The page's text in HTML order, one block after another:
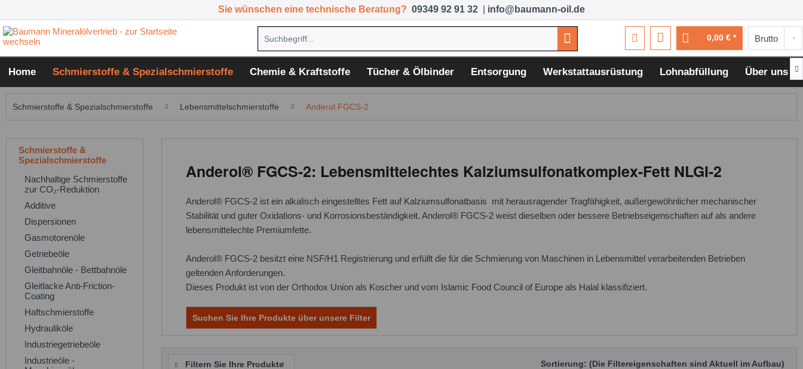
Sie wünschen eine technische Beratung? 09349 92 91 32 info@baumann-oil.de
0,00 € *
Home Schmierstoffe & Spezialschmierstoffe Chemie & Kraftstoffe Tücher & Ölbinder Entsorgung Werkstattausrüstung Lohnabfüllung Über uns 
Schmierstoffe & Spezialschmierstoffe Lebensmittelschmierstoffe Anderol FGCS-2
Schmierstoffe &
Spezialschmierstoffe
Nachhaltige Schmierstoffe
zur CO₂-Reduktion
Additive
Dispersionen
Gasmotorenöle
Getriebeöle
Gleitbahnöle - Bettbahnöle
Gleitlacke Anti-Friction-
Coating
Haftschmierstoffe
Hydrauliköle
Industriegetriebeöle
Industrieöle -
Anderol® FGCS-2: Lebensmittelechtes Kalziumsulfonatkomplex-Fett NLGI-2
Anderol® FGCS-2 ist ein alkalisch eingestelltes Fett auf Kalziumsulfonatbasis mit herausragender Tragfähigkeit, außergewöhnlicher mechanischer
Stabilität und guter Oxidations- und Korrosionsbeständigkeit. Anderol® FGCS-2 weist dieselben oder bessere Betriebseigenschaften auf als andere
lebensmittelechte Premiumfette.
Anderol® FGCS-2 besitzt eine NSF/H1 Registrierung und erfüllt die für die Schmierung von Maschinen in Lebensmittel verarbeitenden Betrieben
geltenden Anforderungen.
Dieses Produkt ist von der Orthodox Union als Koscher und vom Islamic Food Council of Europe als Halal klassifiziert.
Suchen Sie Ihre Produkte über unsere Filter
Filtern Sie Ihre Produkte Sortierung: (Die Filtereigenschaften sind Aktuell im Aufbau)